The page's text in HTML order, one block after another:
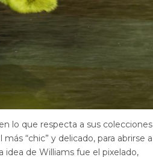
lo que respecta a sus colecciones
“chic” y delicado, para abrirse a
idea de Williams fue el pixelado,